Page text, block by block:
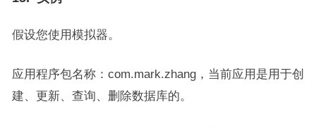
假设您使用模拟器。
应用程序包名称：com.mark.zhang，当前应用是用于创
建、更新、查询、删除数据库的。